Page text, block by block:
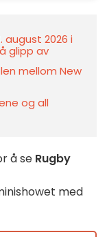
august 2026 i
glipp av
mellom New
og all
å se Rugby
med